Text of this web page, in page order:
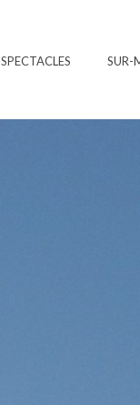
SPECTACLES SUR-